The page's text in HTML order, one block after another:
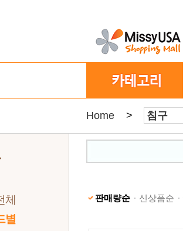
Home >
체
별
판매량순 신상품순